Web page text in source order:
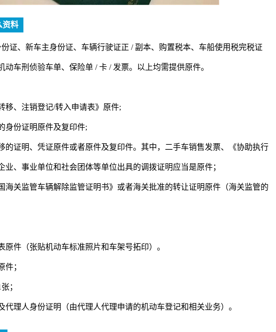
资料
证、新车主身份证、车辆行驶证正 / 副本、购置税本、车船使用税完税证
动车刑侦验车单、保险单 / 卡 / 发票。以上均需提供原件。
移、注销登记/转入申请表》原件;
身份证明原件及复印件;
的证明、凭证原件或者原件及复印件。其中，二手车销售发票、《协助执行
业、事业单位和社会团体等单位出具的调拨证明应当是原件；
海关监管车辆解除监管证明书》或者海关批准的转让证明原件（海关监管的
原件（张贴机动车标准照片和车架号拓印）。
件；
；
代理人身份证明（由代理人代理申请的机动车登记和相关业务）。